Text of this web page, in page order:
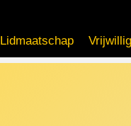
Lidmaatschap